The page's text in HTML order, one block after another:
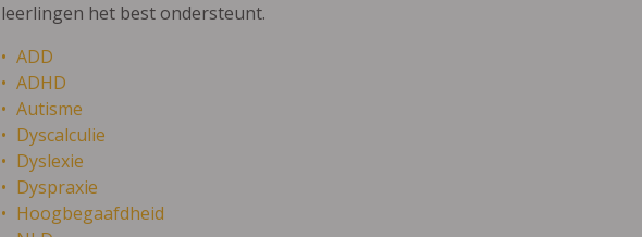
leerlingen het best ondersteunt.
ADD
ADHD
Autisme
Dyscalculie
Dyslexie
Dyspraxie
Hoogbegaafdheid